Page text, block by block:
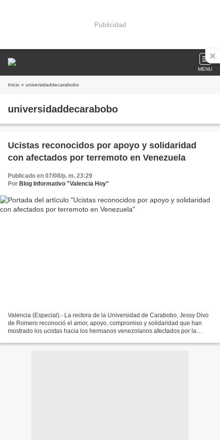
Publicidad
MENU
Inicio » universidaddecarabobo
universidaddecarabobo
Ucistas reconocidos por apoyo y solidaridad
con afectados por terremoto en Venezuela
Publicado en 07/08/p. m. 23:29
Por Blog Informativo "Valencia Hoy"
Valencia (Especial).- La rectora de la Universidad de Carabobo, Jessy Divo
de Romero reconoció el amor, apoyo, compromiso y solidaridad que han
mostrado los ucistas hacia los hermanos venezolanos afectados por la